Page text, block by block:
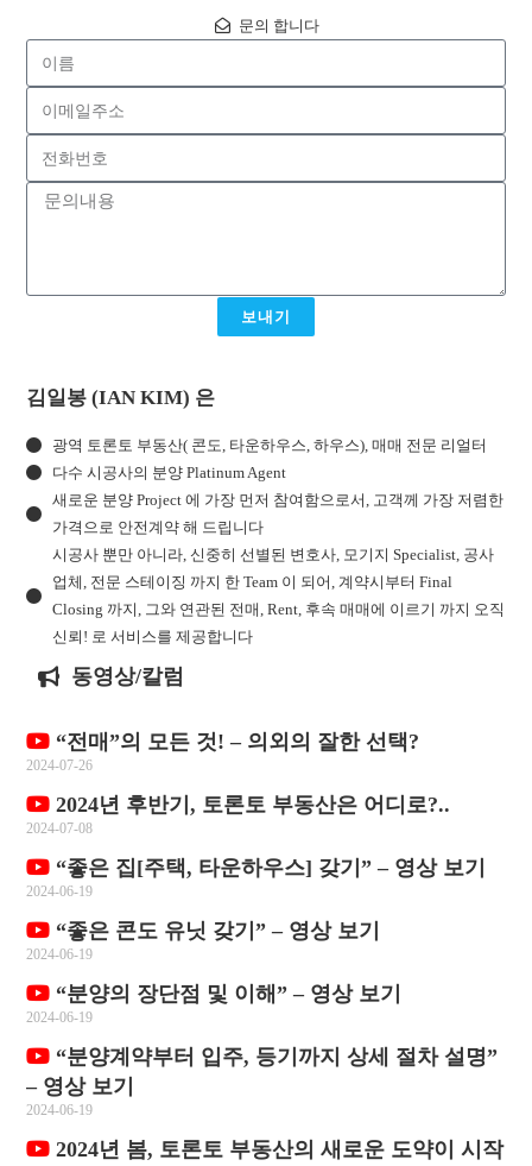
문의 합니다
보내기
김일봉 (IAN KIM) 은
광역 토론토 부동산( 콘도, 타운하우스, 하우스), 매매 전문 리얼터
다수 시공사의 분양 Platinum Agent
새로운 분양 Project 에 가장 먼저 참여함으로서, 고객께 가장 저렴한
가격으로 안전계약 해 드립니다
시공사 뿐만 아니라, 신중히 선별된 변호사, 모기지 Specialist, 공사
업체, 전문 스테이징 까지 한 Team 이 되어, 계약시부터 Final
Closing 까지, 그와 연관된 전매, Rent, 후속 매매에 이르기 까지 오직
신뢰! 로 서비스를 제공합니다
동영상/칼럼
“전매”의 모든 것! – 의외의 잘한 선택?
2024-07-26
2024년 후반기, 토론토 부동산은 어디로?..
2024-07-08
“좋은 집[주택, 타운하우스] 갖기” – 영상 보기
2024-06-19
“좋은 콘도 유닛 갖기” – 영상 보기
2024-06-19
“분양의 장단점 및 이해” – 영상 보기
2024-06-19
“분양계약부터 입주, 등기까지 상세 절차 설명”
– 영상 보기
2024-06-19
2024년 봄, 토론토 부동산의 새로운 도약이 시작